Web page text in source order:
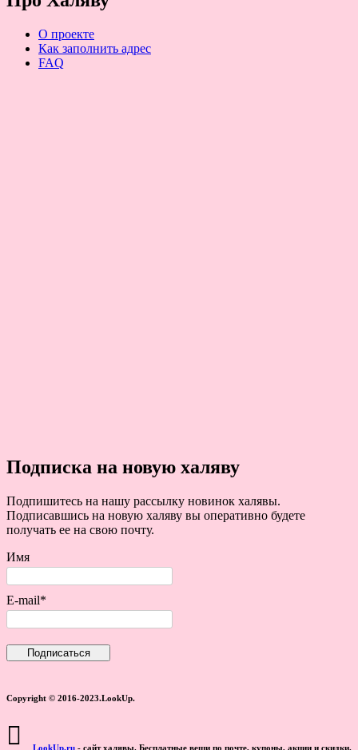
О проекте
Как заполнить адрес
FAQ
Подписка на новую халяву
Подпишитесь на нашу рассылку новинок халявы.
Подписавшись на новую халяву вы оперативно будете
получать ее на свою почту.
Имя
E-mail*
Copyright © 2016-2023.LookUp.
LookUp.ru - сайт халявы. Бесплатные вещи по почте, купоны, акции и скидки.